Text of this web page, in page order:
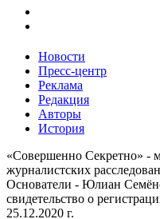
Новости
Пресс-центр
Реклама
Редакция
Авторы
История
«Совершенно Секретно» -
журналистских
Основатели - Юлиан
свидетельство о
25.12.2020 г.